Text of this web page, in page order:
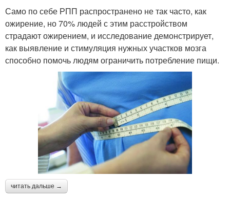
Само по себе РПП распространено не так часто, как
ожирение, но 70% людей с этим расстройством
страдают ожирением, и исследование демонстрирует,
как выявление и стимуляция нужных участков мозга
способно помочь людям ограничить потребление пищи.
читать дальше →